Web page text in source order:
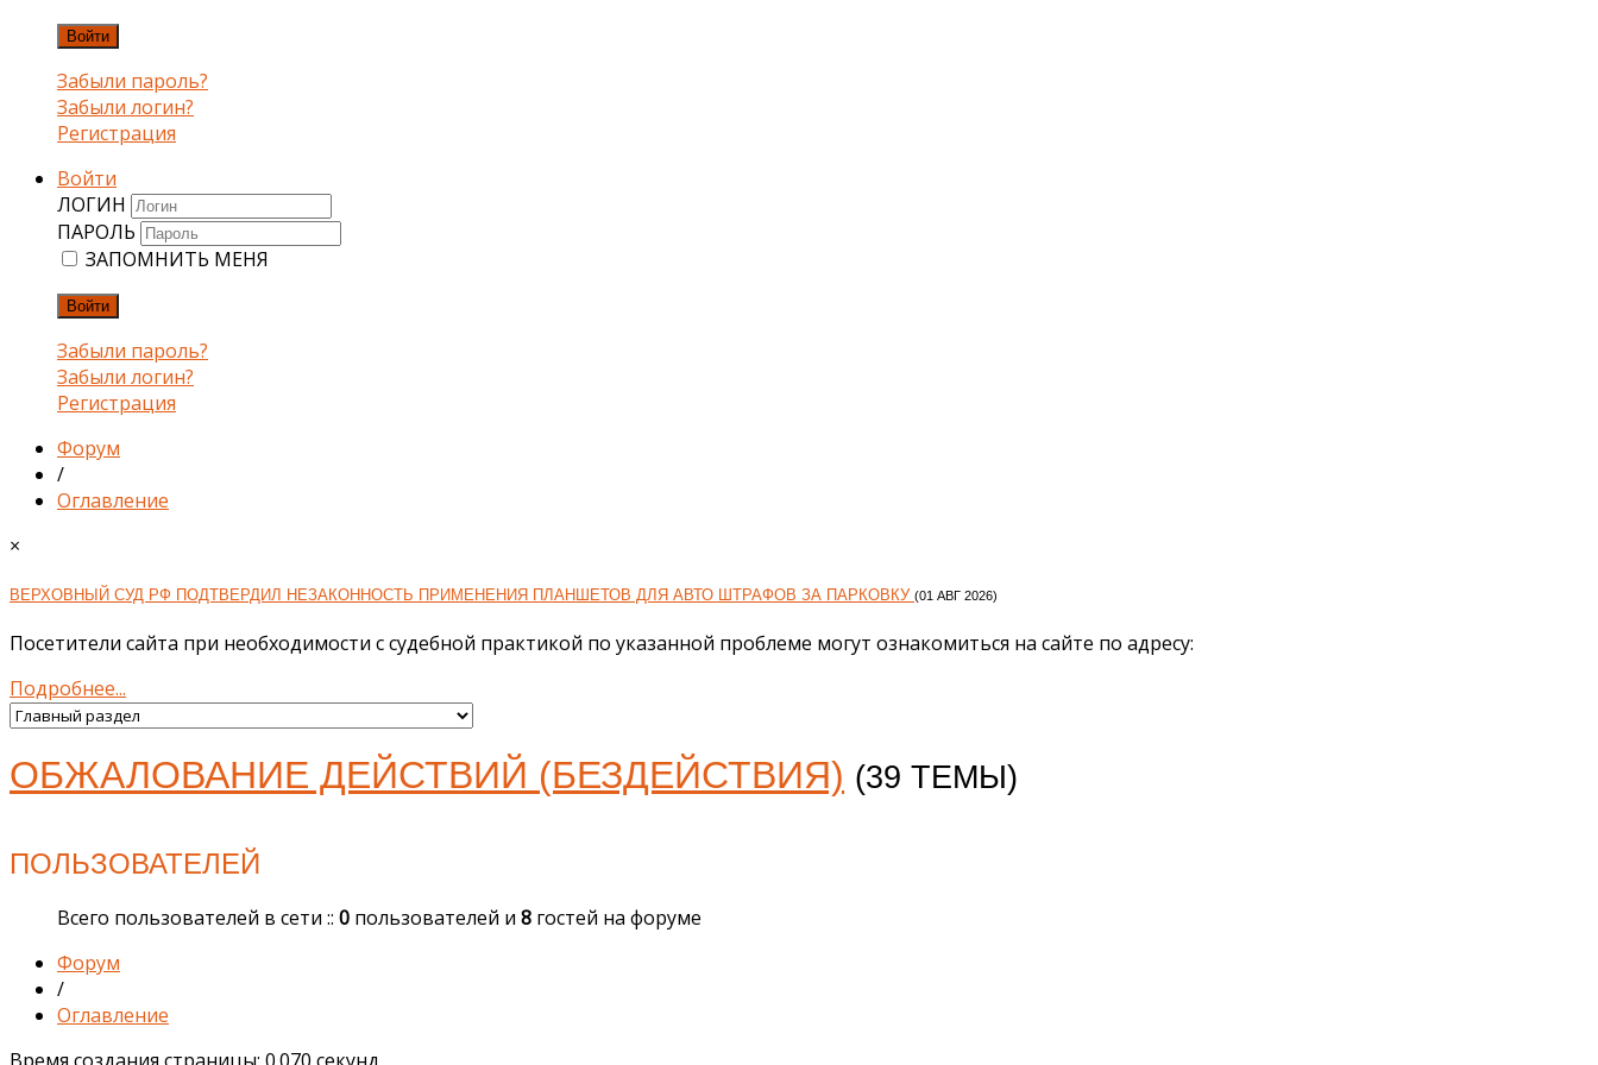
Войти
Забыли пароль?
Забыли логин?
Регистрация
Войти
ЛОГИН
ПАРОЛЬ
ЗАПОМНИТЬ МЕНЯ
Войти
Забыли пароль?
Забыли логин?
Регистрация
Форум
/
Оглавление
×
ВЕРХОВНЫЙ СУД РФ ПОДТВЕРДИЛ НЕЗАКОННОСТЬ ПРИМЕНЕНИЯ ПЛАНШЕТОВ ДЛЯ АВТО ШТРАФОВ ЗА ПАРКОВКУ (01 АВГ 2026)
Посетители сайта при необходимости с судебной практикой по указанной проблеме могут ознакомиться на сайте по адресу:
Подробнее...
ОБЖАЛОВАНИЕ ДЕЙСТВИЙ (БЕЗДЕЙСТВИЯ) (39 ТЕМЫ)
ПОЛЬЗОВАТЕЛЕЙ
Всего пользователей в сети :: 0 пользователей и 8 гостей на форуме
Форум
/
Оглавление
Время создания страницы: 0.070 секунд